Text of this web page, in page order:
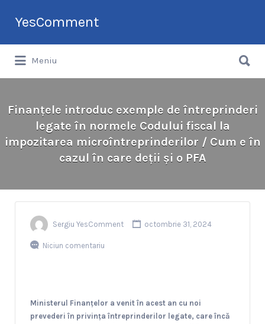
YesComment
Tu faci topul companiilor din România
for:
Meniu
for:
Finanțele introduc exemple de întreprinderi
legate în normele Codului fiscal la
impozitarea microîntreprinderilor / Cum e în
cazul în care deții și o PFA
Sergiu YesComment octombrie 31, 2024
Niciun comentariu
Ministerul Finanțelor a venit în acest an cu noi
prevederi în privința întreprinderilor legate, care încă